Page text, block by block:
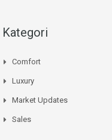
Kategori
Comfort
Luxury
Market Updates
Sales